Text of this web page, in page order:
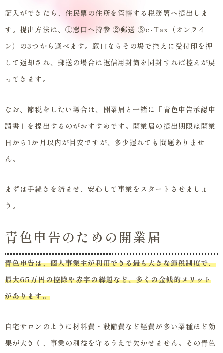
記入ができたら、住民票の住所を管轄する税務署へ提出しま
す。提出方法は、①窓口へ持参 ②郵送 ③e-Tax（オンライ
ン）の3つから選べます。窓口ならその場で控えに受付印を押
して返却され、郵送の場合は返信用封筒を同封すれば控えが戻
ってきます。
なお、節税をしたい場合は、開業届と一緒に「青色申告承認申
請書」を提出するのがおすすめです。開業届の提出期限は開業
日から1か月以内が目安ですが、多少遅れても問題ありませ
ん。
まずは手続きを済ませ、安心して事業をスタートさせましょ
う。
青色申告のための開業届
青色申告は、個人事業主が利用できる最も大きな節税制度で、
最大65万円の控除や赤字の繰越など、多くの金銭的メリット
があります。
自宅サロンのように材料費・設備費など経費が多い業種ほど効
果が大きく、事業の利益を守るうえで欠かせません。その青色